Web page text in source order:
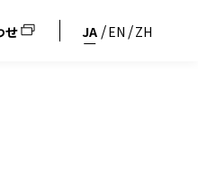
せ JA EN ZH